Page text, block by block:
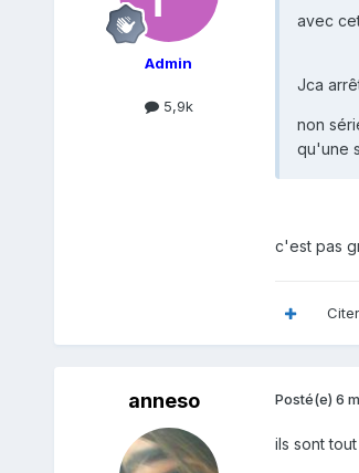
Admin
5,9k
avec
Jca
non
qu'une
c'est pas
Citer
anneso Posté(e) 6
ils sont